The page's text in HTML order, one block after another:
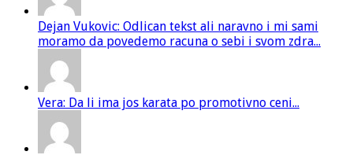
Dejan Vukovic: Odlican tekst ali naravno i mi sami
moramo da povedemo racuna o sebi i svom zdra...
Vera: Da li ima jos karata po promotivno ceni...